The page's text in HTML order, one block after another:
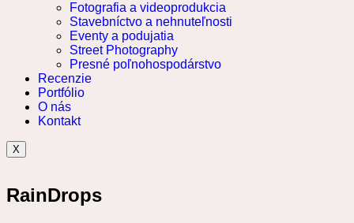
Fotografia a videoprodukcia
Stavebníctvo a nehnuteľnosti
Eventy a podujatia
Street Photography
Presné poľnohospodárstvo
Recenzie
Portfólio
O nás
Kontakt
X
RainDrops